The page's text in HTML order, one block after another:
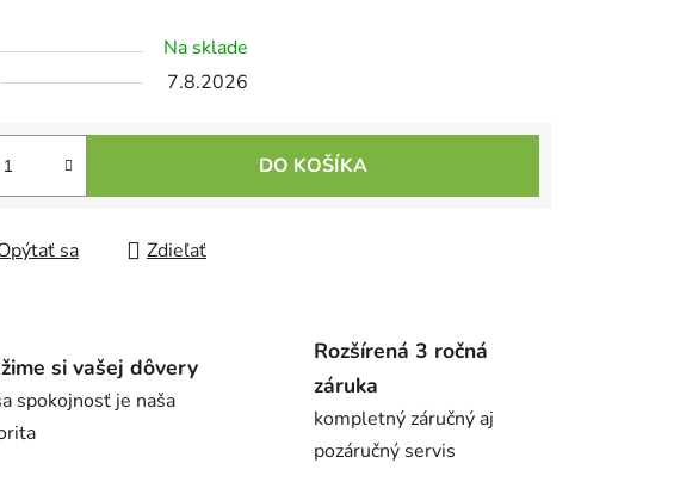
Na sklade
7.8.2026
DO KOŠÍKA
sa Zdieľať
si vašej dôvery
spokojnosť je naša
Rozšírená 3 ročná
záruka
kompletný záručný aj
pozáručný servis